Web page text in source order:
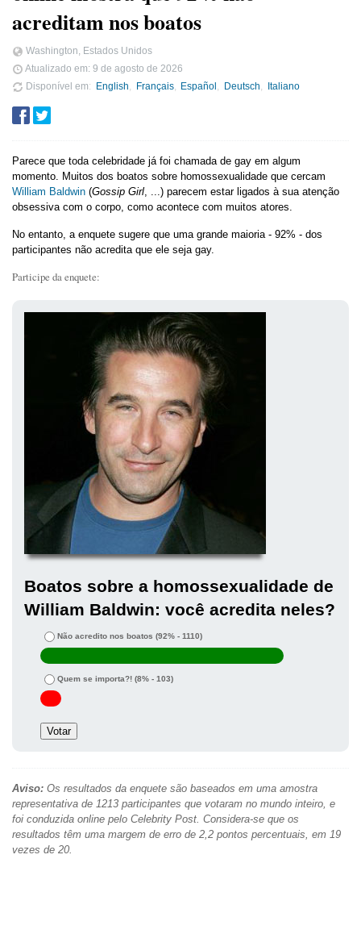
acreditam nos boatos
Washington, Estados Unidos
Atualizado em: 9 de agosto de 2026
Disponível em
English Français Español Deutsch Italiano
Parece que toda celebridade já foi chamada de gay em algum
momento. Muitos dos boatos sobre homossexualidade que cercam
William Baldwin (Gossip Girl, ...) parecem estar ligados à sua atenção
obsessiva com o corpo, como acontece com muitos atores.
No entanto, a enquete sugere que uma grande maioria - 92% - dos
participantes não acredita que ele seja gay.
Participe da enquete:
Boatos sobre a homossexualidade de
William Baldwin: você acredita neles?
Não acredito nos boatos (92% - 1110)
Quem se importa?! (8% - 103)
Aviso: Os resultados da enquete são baseados em uma amostra
representativa de 1213 participantes que votaram no mundo inteiro, e
foi conduzida online pelo Celebrity Post. Considera-se que os
resultados têm uma margem de erro de 2,2 pontos percentuais, em 19
vezes de 20.